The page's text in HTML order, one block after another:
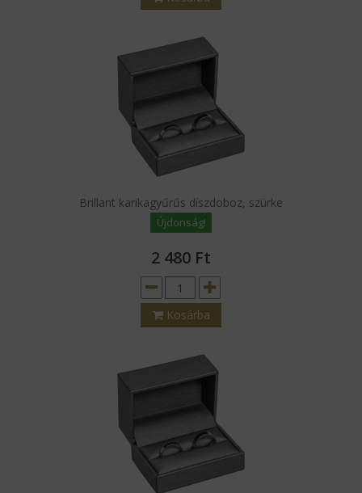
Brillant karikagyűrűs díszdoboz, szürke
Újdonság!
2 480 Ft
Kosárba